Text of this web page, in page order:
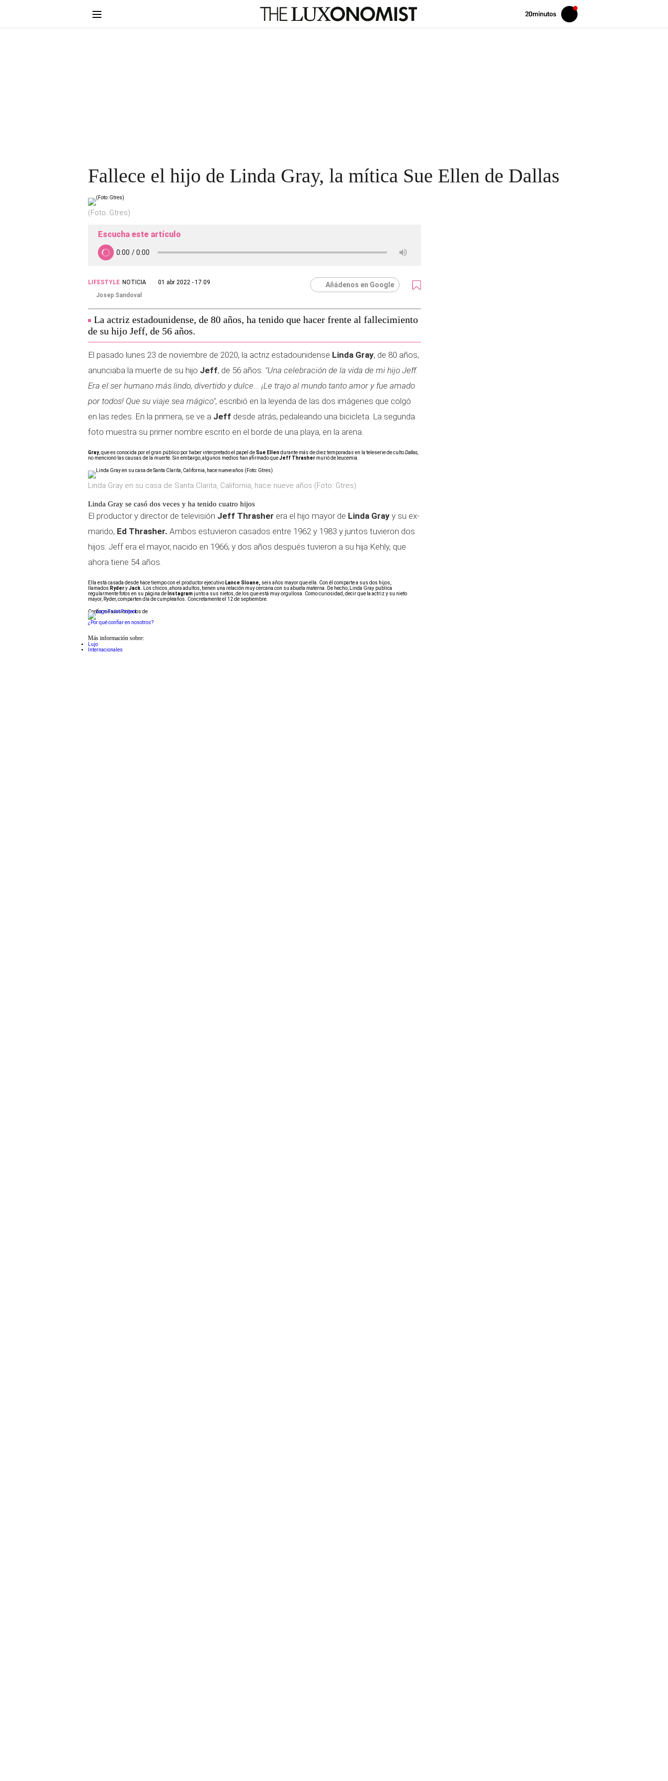
Volver
Iniciar
sesión
Fallece el hijo de Linda Gray, la mítica Sue Ellen de Dallas
(Foto: Gtres)
Escucha este artículo
LIFESTYLE NOTICIA
01 abr 2022 - 17:09
Josep Sandoval
Añádenos en Google
La actriz estadounidense, de 80 años, ha tenido que hacer frente al fallecimiento
de su hijo Jeff, de 56 años.
El pasado lunes 23 de noviembre de 2020, la actriz estadounidense Linda Gray, de 80 años,
anunciaba la muerte de su hijo Jeff, de 56 años. "Una celebración de la vida de mi hijo Jeff.
Era el ser humano más lindo, divertido y dulce... ¡Le trajo al mundo tanto amor y fue amado
por todos! Que su viaje sea mágico", escribió en la leyenda de las dos imágenes que colgó
en las redes. En la primera, se ve a Jeff desde atrás, pedaleando una bicicleta. La segunda
foto muestra su primer nombre escrito en el borde de una playa, en la arena.
Gray, que es conocida por el gran público por haber interpretado el papel deSue Ellendurante más de diez temporadas en la teleserie de cultoDallas,
no mencionó las causas de la muerte. Sin embargo, algunos medios han afirmado queJeff Thrasher murió de leucemia.
Linda Gray en su casa de Santa Clarita, California, hace nueve años (Foto: Gtres)
Linda Gray se casó dos veces y ha tenido cuatro hijos
El productor y director de televisión Jeff Thrasher era el hijo mayor de Linda Gray y su ex-
marido, Ed Thrasher. Ambos estuvieron casados entre 1962 y 1983 y juntos tuvieron dos
hijos. Jeff era el mayor, nacido en 1966; y dos años después tuvieron a su hija Kehly, que
ahora tiene 54 años.
Ella está casada desde hace tiempo con el productor ejecutivo Lance Sloane, seis años mayor que ella. Con él comparte a sus dos hijos,
llamados RyderyJack . Los chicos, ahora adultos, tienen una relación muy cercana con su abuela materna. De hecho, Linda Gray publica
regularmente fotos en su página de Instagramjunto a sus nietos, de los que está muy orgullosa. Como curiosidad, decir que la actriz y su nieto
mayor, Ryder, comparten día de cumpleaños. Concretamente el 12 de septiembre.
Conforme a los criterios de
¿Por qué confiar en nosotros?
Más información sobre:
Lujo
Internacionales